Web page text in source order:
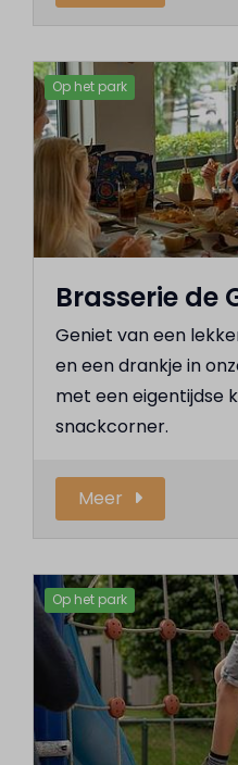
Op het park
Brasserie de
Geniet van een
en een drankje in
met een eigentijdse
snackcorner.
Meer
Op het park